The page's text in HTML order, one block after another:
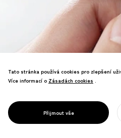
PROJECT
VZTAHY
Tato stránka používá cookies pro zlepšení
Více informací o Zásadách cookies
Zásadách cookies .
Přijmout vše